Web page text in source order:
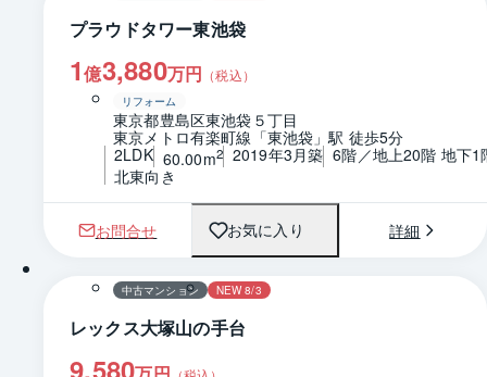
プラウドタワー東池袋
1億3,880万円 （税込）
リフォーム
東京都豊島区東池袋５丁目
東京メトロ有楽町線「東池袋」駅 徒歩5分
2LDK 60.00m2 2019年3月築 6階／地上20階 地下1
北東向き
お問合せ お気に入り 詳細
1 / 0 間取り
中古マンション NEW 8/3
レックス大塚山の手台
9,580